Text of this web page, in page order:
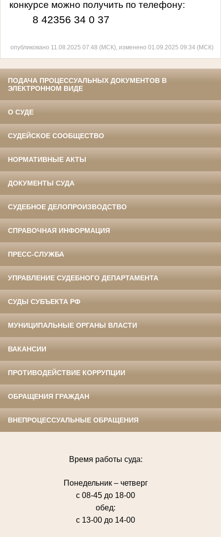
конкурсе можно получить по телефону:
8 42356 34 0 37
опубликовано 11.08.2025 07:48 (МСК), изменено 01.09.2025 09:34 (МСК)
ПОДАЧА ПРОЦЕССУАЛЬНЫХ ДОКУМЕНТОВ В
ЭЛЕКТРОННОМ ВИДЕ
О СУДЕ
СУДЕЙСКОЕ СООБЩЕСТВО
НОРМАТИВНЫЕ АКТЫ
ДОКУМЕНТЫ СУДА
СУДЕБНОЕ ДЕЛОПРОИЗВОДСТВО
СПРАВОЧНАЯ ИНФОРМАЦИЯ
ПРЕСС-СЛУЖБА
УПРАВЛЕНИЕ СУДЕБНОГО ДЕПАРТАМЕНТА
СУДЫ СУБЪЕКТА РФ
МУНИЦИПАЛЬНЫЕ ОРГАНЫ ВЛАСТИ
ВАКАНСИИ
ПРОТИВОДЕЙСТВИЕ КОРРУПЦИИ
ОБРАЩЕНИЯ ГРАЖДАН
ВНЕПРОЦЕССУАЛЬНЫЕ ОБРАЩЕНИЯ
Время работы суда:
Понедельник – четверг
с 08-45 до 18-00
обед:
с 13-00 до 14-00